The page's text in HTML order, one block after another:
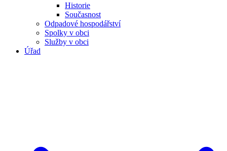
Historie
Současnost
Odpadové hospodářství
Spolky v obci
Služby v obci
Úřad